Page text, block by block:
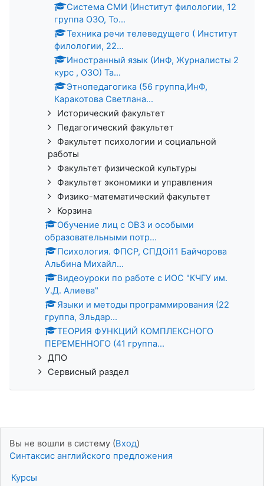
Система СМИ (Институт филологии, 12
группа ОЗО, То...
Техника речи телеведущего ( Институт
филологии, 22...
Иностранный язык (ИнФ, Журналисты 2
курс , ОЗО) Та...
Этнопедагогика (56 группа,ИнФ,
Каракотова Светлана...
Исторический факультет
Педагогический факультет
Факультет психологии и социальной
работы
Факультет физической культуры
Факультет экономики и управления
Физико-математический факультет
Корзина
Обучение лиц с ОВЗ и особыми
образовательными потр...
Психология. ФПСР, СПДОi11 Байчорова
Альбина Михайл...
Видеоуроки по работе с ИОС "КЧГУ им.
У.Д. Алиева"
Языки и методы программирования (22
группа, Эльдар...
ТЕОРИЯ ФУНКЦИЙ КОМПЛЕКСНОГО
ПЕРЕМЕННОГО (41 группа...
ДПО
Сервисный раздел
Вы не вошли в систему (Вход)
Синтаксис английского предложения
Курсы